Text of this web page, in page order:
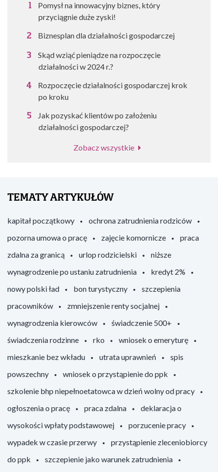
Pomysł na innowacyjny biznes, który
przyciągnie duże zyski!
Biznesplan dla działalności gospodarczej
Skąd wziąć pieniądze na rozpoczęcie
działalności w 2024 r.?
Rozpoczęcie działalności gospodarczej krok
po kroku
Jak pozyskać klientów po założeniu
działalności gospodarczej?
Zobacz wszystkie
TEMATY ARTYKUŁÓW
kapitał początkowy
ochrona zatrudnienia rodziców
pozorna umowa o pracę
zajęcie komornicze
praca
zdalna za granicą
urlop rodzicielski
niższe
wynagrodzenie po ustaniu zatrudnienia
kredyt 2%
nowy polski ład
bon turystyczny
szczepienia
pracowników
zmniejszenie renty socjalnej
wynagrodzenia kierowców
świadczenie 500+
świadczenia rodzinne
rko
wniosek o emeryturę
mieszkanie bez wkładu
utrata uprawnień
spis
powszechny
wniosek o przystąpienie do ppk
szkolenie bhp niepełnoetatowca w dzień wolny od pracy
ogłoszenia o pracę
praca zdalna
deklaracja o
wysokości wpłaty podstawowej
porzucenie pracy
wypadek w czasie przerwy
przystąpienie zleceniobiorcy
do ppk
szczepienie jako warunek zatrudnienia